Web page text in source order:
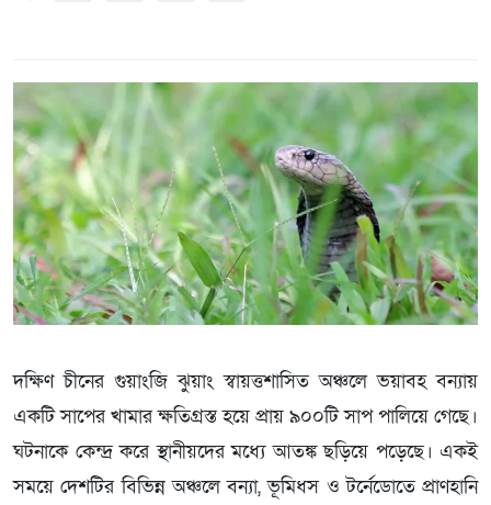
দক্ষিণ চীনের গুয়াংজি ঝুয়াং স্বায়ত্তশাসিত অঞ্চলে ভয়াবহ বন্যায়
একটি সাপের খামার ক্ষতিগ্রস্ত হয়ে প্রায় ৯০০টি সাপ পালিয়ে গেছে।
ঘটনাকে কেন্দ্র করে স্থানীয়দের মধ্যে আতঙ্ক ছড়িয়ে পড়েছে। একই
সময়ে দেশটির বিভিন্ন অঞ্চলে বন্যা, ভূমিধস ও টর্নেডোতে প্রাণহানি